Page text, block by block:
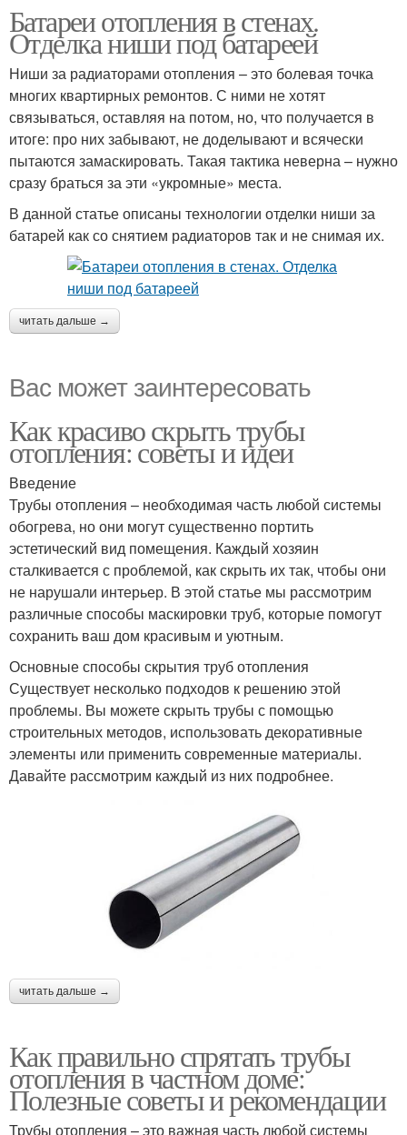
Батареи отопления в стенах.
Отделка ниши под батареей
Ниши за радиаторами отопления – это болевая точка
многих квартирных ремонтов. С ними не хотят
связываться, оставляя на потом, но, что получается в
итоге: про них забывают, не доделывают и всячески
пытаются замаскировать. Такая тактика неверна – нужно
сразу браться за эти «укромные» места.
В данной статье описаны технологии отделки ниши за
батарей как со снятием радиаторов так и не снимая их.
читать дальше →
Вас может заинтересовать
Как красиво скрыть трубы
отопления: советы и идеи
Введение
Трубы отопления – необходимая часть любой системы
обогрева, но они могут существенно портить
эстетический вид помещения. Каждый хозяин
сталкивается с проблемой, как скрыть их так, чтобы они
не нарушали интерьер. В этой статье мы рассмотрим
различные способы маскировки труб, которые помогут
сохранить ваш дом красивым и уютным.
Основные способы скрытия труб отопления
Существует несколько подходов к решению этой
проблемы. Вы можете скрыть трубы с помощью
строительных методов, использовать декоративные
элементы или применить современные материалы.
Давайте рассмотрим каждый из них подробнее.
читать дальше →
Как правильно спрятать трубы
отопления в частном доме:
Полезные советы и рекомендации
Трубы отопления – это важная часть любой системы